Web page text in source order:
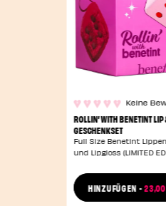
Keine
ROLLIN’ WITH BENETINT
GESCHENKSET
Full Size Benetint
und Lipgloss (LIMITED
HINZUFÜGEN-